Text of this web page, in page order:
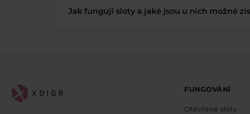
Jak fungují sloty a jaké jsou u nich možné
FUNGOVÁNÍ
Otevřené sloty